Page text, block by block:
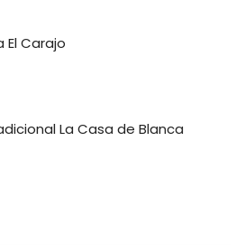
El Carajo
La Casa de Blanca